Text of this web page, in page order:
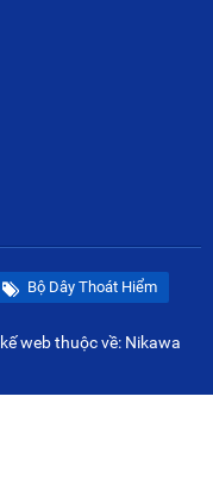
Bộ Dây Thoát Hiểm
webthuộc về: Nikawa